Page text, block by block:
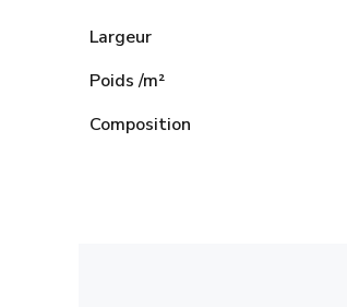
Largeur
Poids /m²
Composition